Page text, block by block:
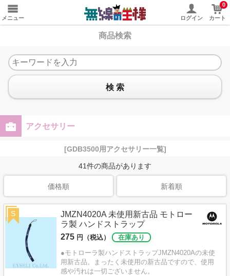
メニュー ログイン
0
カート
商品検索
検 索
アクセサリー
[GDB3500用アクセサリー一覧]
41件の商品があります
価格順 新着順
JMZN4020A 未使用新古品 モトロー
ラ製 ハンドストラップ
275 円（税込）
在庫あり
●モトローラ製ハンドストラップJMZN4020Aの未使
用新古品。まったく未使用の新古品ですので、使用
感や汚れは一切ございません。
S